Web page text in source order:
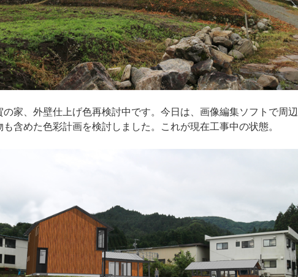
の家、外壁仕上げ色再検討中です。今日は、画像編集ソフトで周辺
も含めた色彩計画を検討しました。これが現在工事中の状態。